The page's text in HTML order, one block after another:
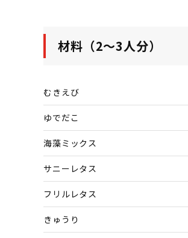
材料（2～3人分）
むきえび
ゆでだこ
海藻ミックス
サニーレタス
フリルレタス
きゅうり